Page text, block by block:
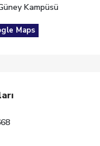
Kampüsü
Maps